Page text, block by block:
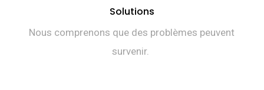
Solutions
Nous comprenons que des problèmes peuvent
survenir.